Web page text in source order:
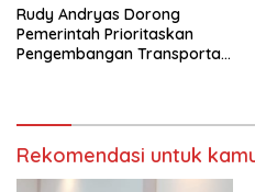
Rudy Andryas Dorong
Pemerintah Prioritaskan
Pengembangan Transportasi
Rekomendasi untuk